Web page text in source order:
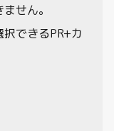
せん。
択できるPR+カ